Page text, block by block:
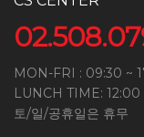
MON-FRI : 09:30 ~
LUNCH TIME: 12:00
토/일/공휴일은 휴무